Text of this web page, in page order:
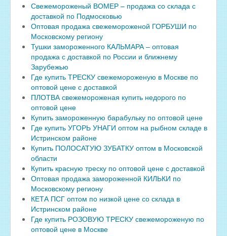
Свежемороженый ВОМЕР – продажа со склада с
доставкой по Подмосковью
Оптовая продажа свежемороженой ГОРБУШИ по
Московскому региону
Тушки замороженного КАЛЬМАРА – оптовая
продажа с доставкой по России и ближнему
Зарубежью
Где купить ТРЕСКУ свежемороженую в Москве по
оптовой цене с доставкой
ПЛОТВА свежемороженая купить недорого по
оптовой цене
Купить замороженную барабульку по оптовой цене
Где купить УГОРЬ УНАГИ оптом на рыбном складе в
Истринском районе
Купить ПОЛОСАТУЮ ЗУБАТКУ оптом в Московской
области
Купить красную треску по оптовой цене с доставкой
Оптовая продажа замороженной КИЛЬКИ по
Московскому региону
КЕТА ПСГ оптом по низкой цене со склада в
Истринском районе
Где купить РОЗОВУЮ ТРЕСКУ свежемороженую по
оптовой цене в Москве